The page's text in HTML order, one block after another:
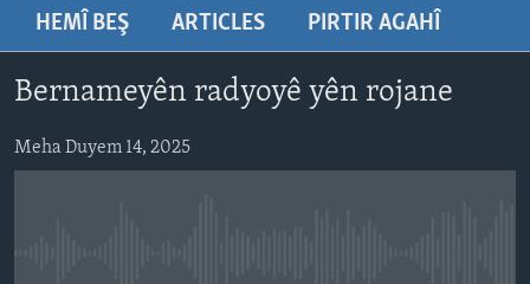
Malpera
here
TIRKÎYE
SÛRÎYE
ÎRAN
Navê xwe tomar
HEMÎ BEŞ ARTICLES PIRTIR AGAHÎ
Bernameyên radyoyê yên rojane
Meha Duyem 14, 2025